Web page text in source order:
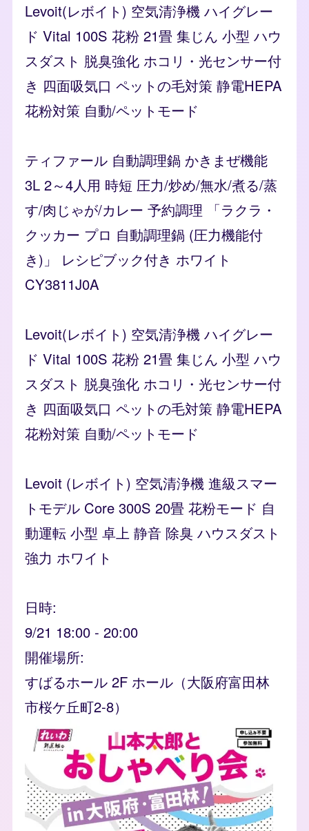
Levoit(レボイト) 空気清浄機 ハイグレー
ド Vital 100S 花粉 21畳 集じん 小型 ハウ
スダスト 脱臭強化 ホコリ・光センサー付
き 四面吸気口 ペットの毛対策 静電HEPA
花粉対策 自動/ペットモード
ティファール 自動調理鍋 かきまぜ機能
3L 2～4人用 時短 圧力/炒め/無水/煮る/蒸
す/肉じゃが/カレー 予約調理 「ラクラ・
クッカー プロ 自動調理鍋 (圧力機能付
き)」 レシピブック付き ホワイト
CY3811J0A
Levoit(レボイト) 空気清浄機 ハイグレー
ド Vital 100S 花粉 21畳 集じん 小型 ハウ
スダスト 脱臭強化 ホコリ・光センサー付
き 四面吸気口 ペットの毛対策 静電HEPA
花粉対策 自動/ペットモード
Levoit (レボイト) 空気清浄機 進級スマー
トモデル Core 300S 20畳 花粉モード 自
動運転 小型 卓上 静音 除臭 ハウスダスト
強力 ホワイト
日時
9/21 18:00 - 20:00
開催場所
すばるホール 2F ホール（大阪府富田林
市桜ケ丘町2-8）
event_banner
Image